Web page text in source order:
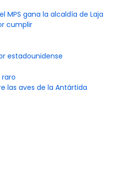
MPS gana la alcaldía de Laja
cumplir
estadounidense
las aves de la Antártida